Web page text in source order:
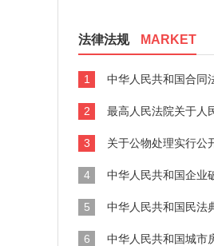
法律法规 MARKET
1 中华人民共和国合同
2 最高人民法院关于人
3 关于公物处理实行公
4 中华人民共和国企业
5 中华人民共和国民法
6 中华人民共和国城市